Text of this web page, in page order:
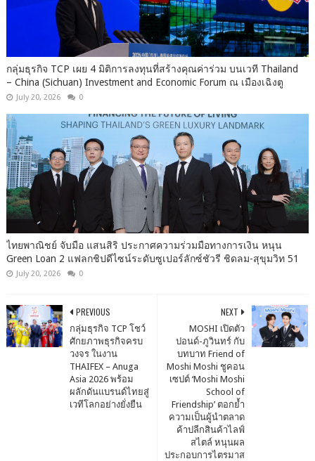
กลุ่มธุรกิจ TCP เผย 4 มิติการลงทุนที่สร้างคุณค่าร่วม บนเวที Thailand
– China (Sichuan) Investment and Economic Forum ณ เมืองเฉิงตู
July 20, 2026 0
ไทยพาณิชย์ จับมือ แสนสิริ ประกาศความร่วมมือทางการเงิน หนุน
Green Loan 2 แฟลกชิปดีไซน์ระดับซูเปอร์ลักซ์ชัวรี ชิดลม-สุขุมวิท 51
July 20, 2026 0
NEXT
MOSHI เปิดตัว
ปอนด์-ภูวินทร์ กับ
บทบาท Friend of
Moshi Moshi ชูคอน
เซปต์ ‘Moshi Moshi
School of
Friendship’ ตอกย้ำ
ความเป็นผู้นำตลาด
ค้าปลีกสินค้าไลฟ์
สไตล์ หนุนผล
ประกอบการไตรมาส
PREVIOUS
กลุ่มธุรกิจ TCP โชว์
ศักยภาพธุรกิจครบ
วงจร ในงาน
THAIFEX – Anuga
Asia 2026 พร้อม
ผลักดันแบรนด์ไทยสู่
เวทีโลกอย่างยั่งยืน